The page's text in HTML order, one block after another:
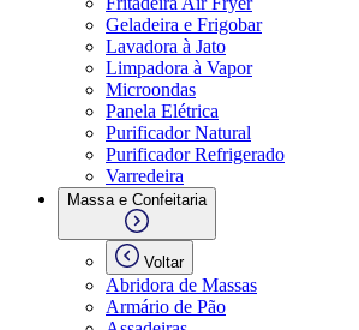
Geladeira e Frigobar
Lavadora à Jato
Limpadora à Vapor
Microondas
Panela Elétrica
Purificador Natural
Purificador Refrigerado
Varredeira
Massa e Confeitaria
Voltar
Abridora de Massas
Armário de Pão